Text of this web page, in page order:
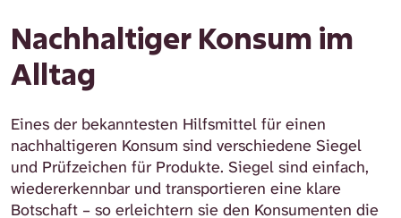
Nachhaltiger Konsum im
Alltag
Eines der bekanntesten Hilfsmittel für einen
nachhaltigeren Konsum sind verschiedene Siegel
und Prüfzeichen für Produkte. Siegel sind einfach,
wiedererkennbar und transportieren eine klare
Botschaft – so erleichtern sie den Konsumenten die